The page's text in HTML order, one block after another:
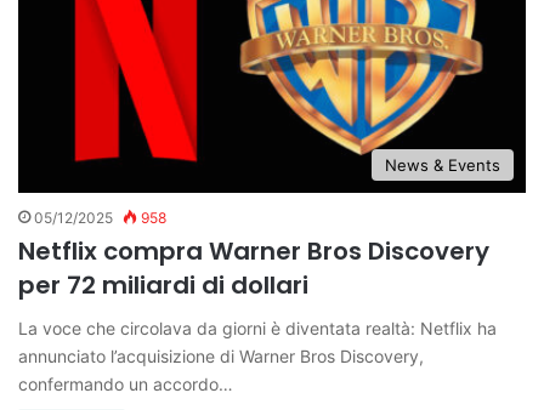
News & Events
05/12/2025 958
Netflix compra Warner Bros Discovery
per 72 miliardi di dollari
La voce che circolava da giorni è diventata realtà: Netflix ha
annunciato l’acquisizione di Warner Bros Discovery,
confermando un accordo…